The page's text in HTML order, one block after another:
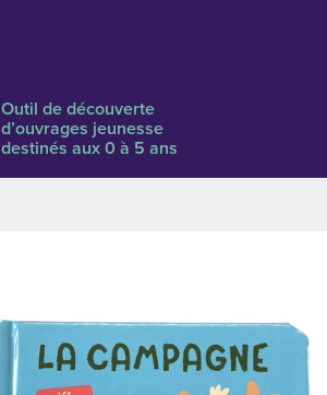
Outil de découverte
d’ouvrages jeunesse
destinés aux 0 à 5 ans